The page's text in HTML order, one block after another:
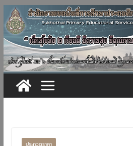
Skip
to
content
ประกวดราคา